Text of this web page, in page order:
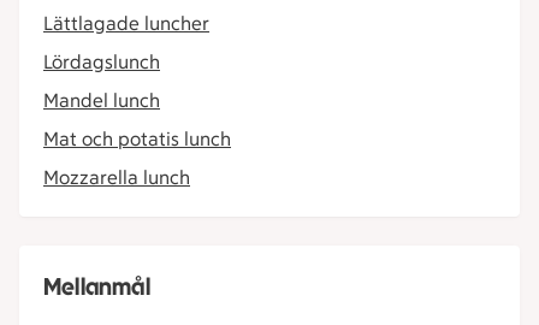
Lättlagade luncher
Lördagslunch
Mandel lunch
Mat och potatis lunch
Mozzarella lunch
Mellanmål